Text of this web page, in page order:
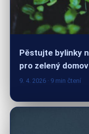
Pěstujte bylinky
9. 4. 2026 · 9 min čtení